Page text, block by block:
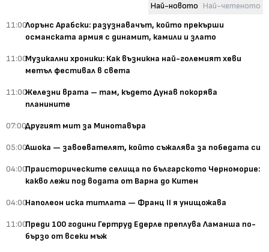
Най-новото Най-четеното
11:00Лорънс Арабски: разузнавачът, който прекърши
османската армия с динамит, камили и злато
11:00Музикални хроники: Как възникна най-големият хеви
метъл фестивал в света
11:00Железни врата – там, където Дунав покорява
планините
07:00Другият мит за Минотавъра
05:00Ашока — завоевателят, който съжалява за победата си
04:00Праисторическите селища по българското Черноморие:
какво лежи под водата от Варна до Китен
04:00Наполеон иска титлата — Франц II я унищожава
11:00Преди 100 години Гертруд Едерле преплува Ламанша по-
бързо от всеки мъж